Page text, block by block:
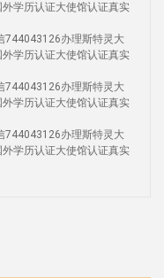
学历认证大使馆认证真实
744043126办理斯特灵大
学历认证大使馆认证真实
744043126办理斯特灵大
学历认证大使馆认证真实
744043126办理斯特灵大
学历认证大使馆认证真实